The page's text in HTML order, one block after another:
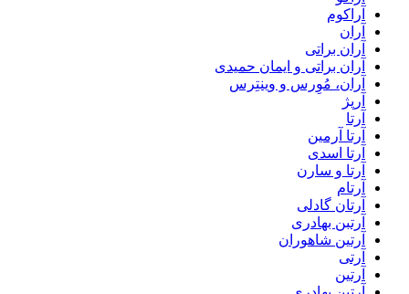
آراکوم
آران
آران براتی
آران براتی و ایمان حمیدی
آران، مُوِرس و وینتِرس
آرپژ
آرتا
آرتا آرمین
آرتا اسدی
آرتا و سارن
آرتام
آرتان گادلی
آرتبن بهادری
آرتين شاهوران
آرتی
آرتین